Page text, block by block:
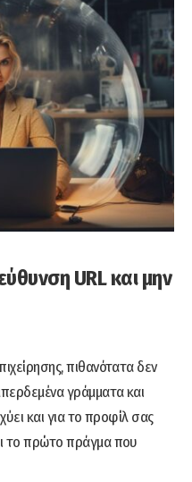
URL και μην
πιθανότατα δεν
γράμματα και
και για το προφίλ σας
το πρώτο πράγμα που